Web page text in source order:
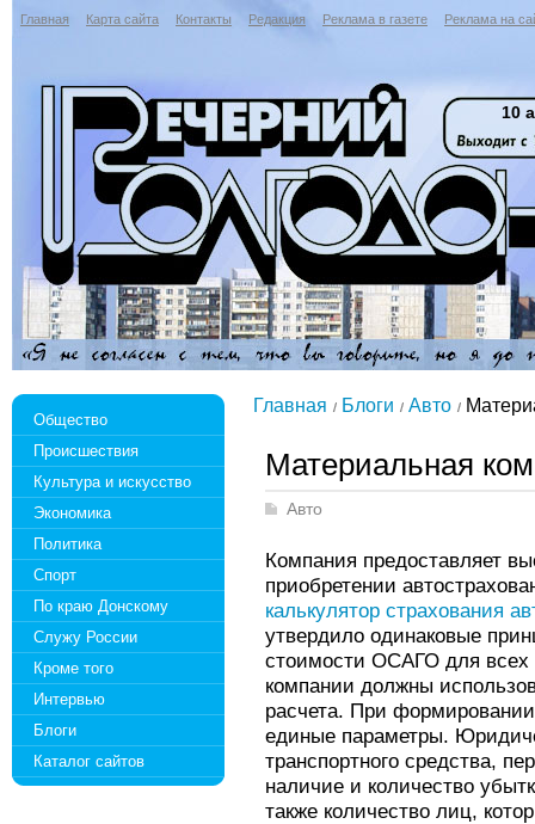
Главная Карта сайта Контакты Редакция Реклама в газете Реклама на
10
Общество
Происшествия
Культура и искусство
Экономика
Политика
Спорт
По краю Донскому
Служу России
Кроме того
Интервью
Блоги
Каталог сайтов
Главная Блоги Авто
Материальная
Авто
Компания предоставляет
приобретении
калькулятор страхования
утвердило одинаковые
стоимости ОСАГО для всех
компании должны
расчета. При
единые параметры.
транспортного средства,
наличие и количество
также количество лиц,